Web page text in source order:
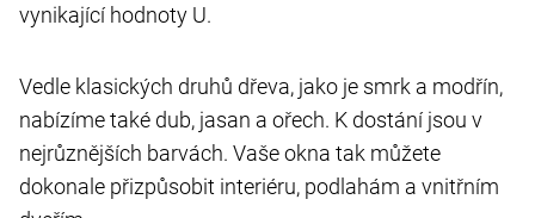
vynikající hodnoty U.
Vedle klasických druhů dřeva, jako je smrk a modřín,
nabízíme také dub, jasan a ořech. K dostání jsou v
nejrůznějších barvách. Vaše okna tak můžete
dokonale přizpůsobit interiéru, podlahám a vnitřním